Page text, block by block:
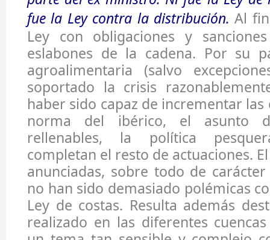
fue la Ley contra la distribución. Al
Ley con obligaciones y
eslabones de la cadena. Por su
agroalimentaria (salvo
soportado la crisis
haber sido capaz de incrementar las
norma del ibérico, el asunto
rellenables, la política
completan el resto de actuaciones.
anunciadas, sobre todo de
no han sido demasiado polémicas
Ley de costas. Resulta además
realizado en las diferentes